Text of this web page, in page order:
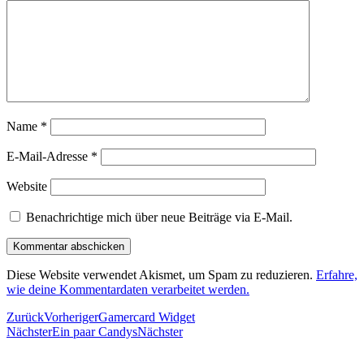
Name *
E-Mail-Adresse *
Website
Benachrichtige mich über neue Beiträge via E-Mail.
Diese Website verwendet Akismet, um Spam zu reduzieren. Erfahre,
wie deine Kommentardaten verarbeitet werden.
ZurückVorherigerGamercard Widget
NächsterEin paar CandysNächster